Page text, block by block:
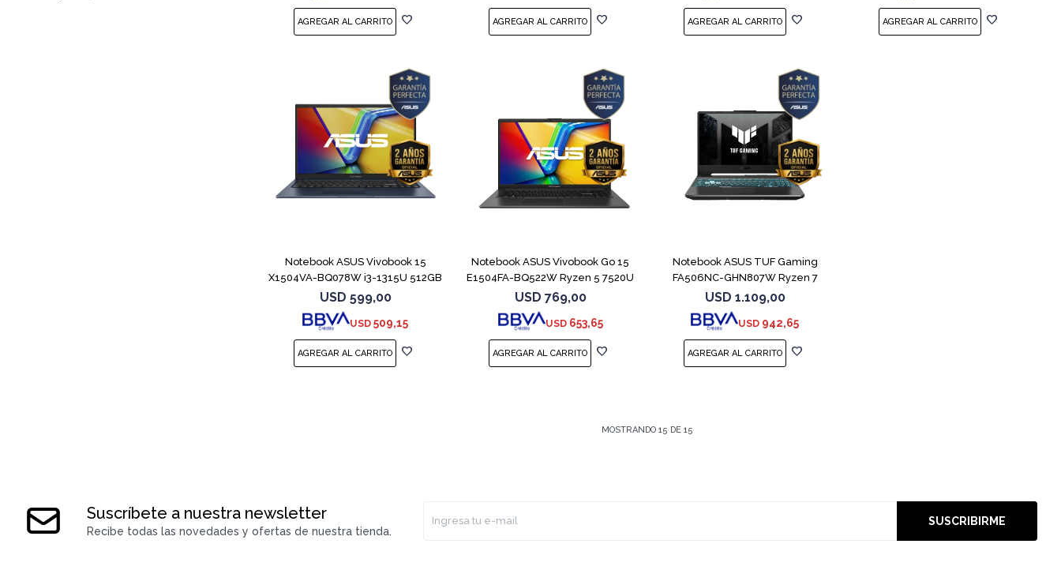
Notebook ASUS Vivobook 15
X1504VA-BQ078W i3-1315U 512GB
8GB
USD 599,00
USD 509,15
Notebook ASUS Vivobook Go 15
E1504FA-BQ522W Ryzen 5 7520U
USD 769,00
USD 653,65
Notebook ASUS TUF Gaming
FA506NC-GHN807W Ryzen 7
7445HS 3050
USD 1.109,00
USD 942,65
MOSTRANDO15 DE15
Suscríbete a nuestra newsletter
Recibe todas las novedades y ofertas de nuestra tienda.
SUSCRIBIRME